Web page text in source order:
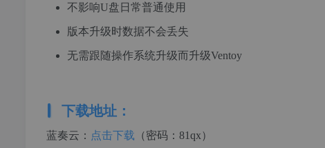
不影响U盘日常普通使用
版本升级时数据不会丢失
无需跟随操作系统升级而升级Ventoy
下载地址：
蓝奏云： 点击下载 （密码：81qx）